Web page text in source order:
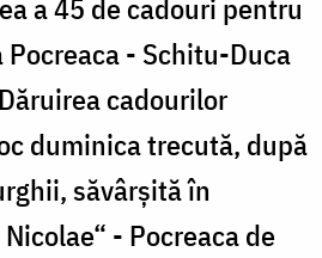
a 45 de cadouri pentru
- Schitu-Duca
cadourilor
duminica trecută, după
săvârşită în
- Pocreaca de